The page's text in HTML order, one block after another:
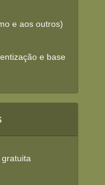
e aos outros)
e base